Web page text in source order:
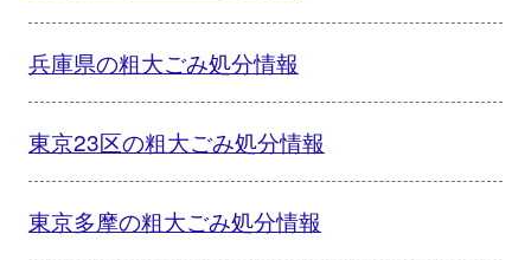
兵庫県の粗大ごみ処分情報
東京23区の粗大ごみ処分情報
東京多摩の粗大ごみ処分情報